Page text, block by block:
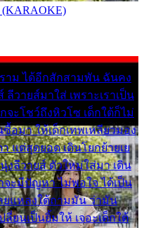
าม ได้อีกสักสามพัน ฉันคง
วายส์มาใส่ เพราะเราเป็น
จะโชว์ถึงหิวโซ เด็กใต้ก็ไม่
มา ให้เด็กเทพเหลียวมอง
แต่สุดยอด เดินโยกย้ายเย
งลีวายส์ ตัวใหม่ใส่มา เดิน
ะมีปัญหา ไม่พอใจ ได้เป็น
ยแหลงใต้ถามมัน ว่ามัน
ยนเป็นยิ้มให้ เจอะเด็กใต้